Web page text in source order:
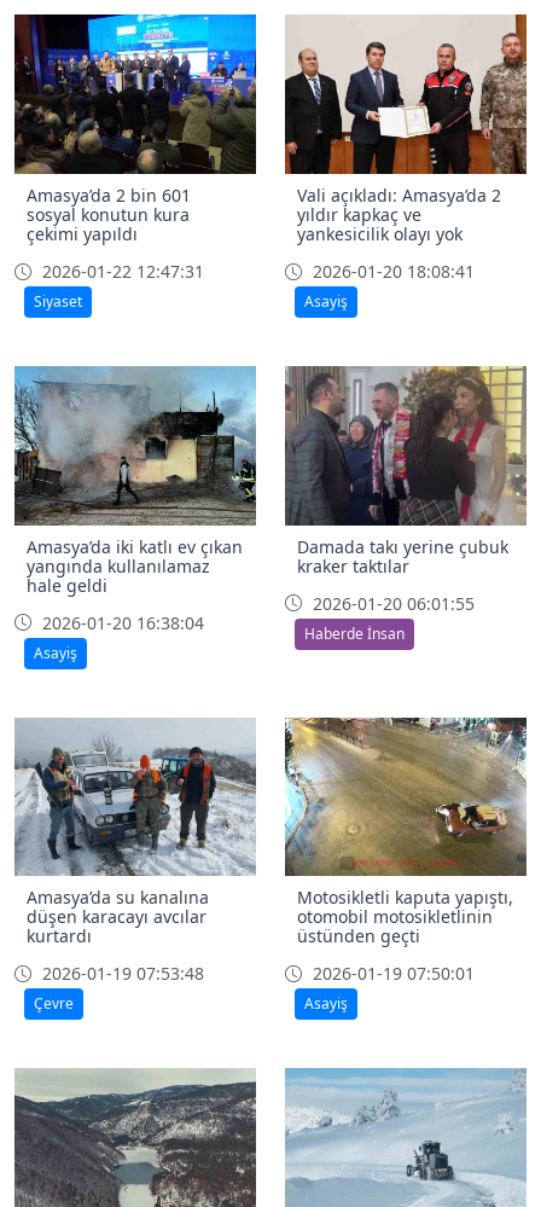
Amasya’da 2 bin 601
sosyal konutun kura
çekimi yapıldı
2026-01-22 12:47:31
Siyaset
Vali açıkladı: Amasya’da 2
yıldır kapkaç ve
yankesicilik olayı yok
2026-01-20 18:08:41
Asayiş
Amasya’da iki katlı ev çıkan
yangında kullanılamaz
hale geldi
2026-01-20 16:38:04
Asayiş
Damada takı yerine çubuk
kraker taktılar
2026-01-20 06:01:55
Haberde İnsan
Amasya’da su kanalına
düşen karacayı avcılar
kurtardı
2026-01-19 07:53:48
Çevre
Motosikletli kaputa yapıştı,
otomobil motosikletlinin
üstünden geçti
2026-01-19 07:50:01
Asayiş